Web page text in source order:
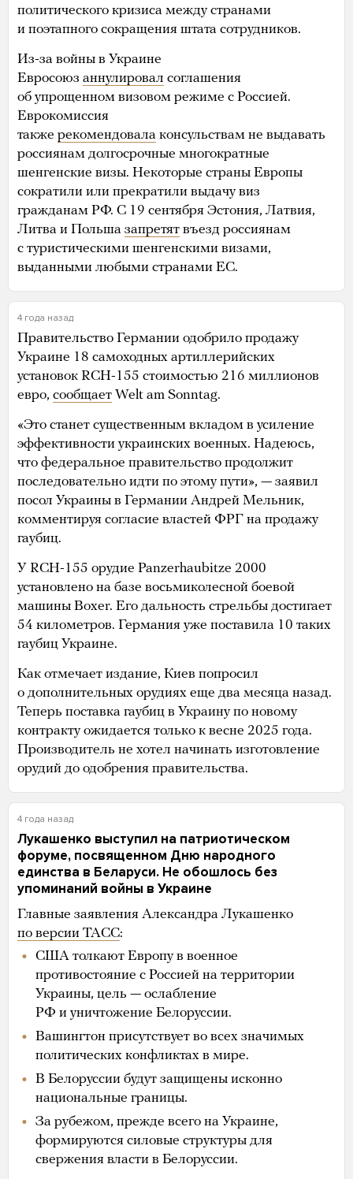
политического кризиса между странами
и поэтапного сокращения штата сотрудников.
Из-за войны в Украине
Евросоюз аннулировал соглашения
об упрощенном визовом режиме с Россией.
Еврокомиссия
также рекомендовала консульствам не выдавать
россиянам долгосрочные многократные
шенгенские визы. Некоторые страны Европы
сократили или прекратили выдачу виз
гражданам РФ. С 19 сентября Эстония, Латвия,
Литва и Польша запретят въезд россиянам
с туристическими шенгенскими визами,
выданными любыми странами ЕС.
4 года назад
Правительство Германии одобрило продажу
Украине 18 самоходных артиллерийских
установок RCH-155 стоимостью 216 миллионов
евро, сообщает Welt am Sonntag.
«Это станет существенным вкладом в усиление
эффективности украинских военных. Надеюсь,
что федеральное правительство продолжит
последовательно идти по этому пути», — заявил
посол Украины в Германии Андрей Мельник,
комментируя согласие властей ФРГ на продажу
гаубиц.
У RCH-155 орудие Panzerhaubitze 2000
установлено на базе восьмиколесной боевой
машины Boxer. Его дальность стрельбы достигает
54 километров. Германия уже поставила 10 таких
гаубиц Украине.
Как отмечает издание, Киев попросил
о дополнительных орудиях еще два месяца назад.
Теперь поставка гаубиц в Украину по новому
контракту ожидается только к весне 2025 года.
Производитель не хотел начинать изготовление
орудий до одобрения правительства.
4 года назад
Лукашенко выступил на патриотическом
форуме, посвященном Дню народного
единства в Беларуси. Не обошлось без
упоминаний войны в Украине
Главные заявления Александра Лукашенко
по версии ТАСС:
США толкают Европу в военное
противостояние с Россией на территории
Украины, цель — ослабление
РФ и уничтожение Белоруссии.
Вашингтон присутствует во всех значимых
политических конфликтах в мире.
В Белоруссии будут защищены исконно
национальные границы.
За рубежом, прежде всего на Украине,
формируются силовые структуры для
свержения власти в Белоруссии.